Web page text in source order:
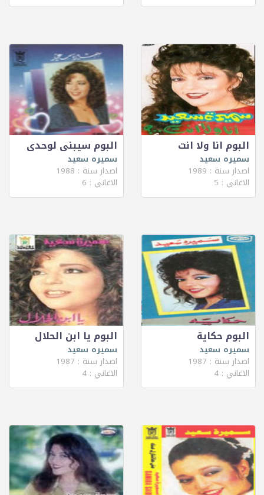
البوم انا ولا انت
سميره سعيد
اصدار سنة : 1989
الاغاني : 5
البوم سيبنى لوحدى
سميره سعيد
اصدار سنة : 1988
الاغاني : 6
البوم حكاية
سميره سعيد
اصدار سنة : 1987
الاغاني : 4
البوم يا ابن الحلال
سميره سعيد
اصدار سنة : 1987
الاغاني : 4